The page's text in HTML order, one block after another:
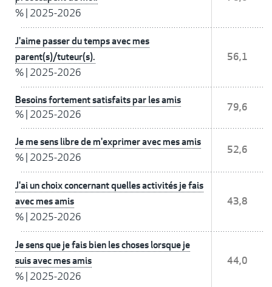
% 2025-2026
J'aime passer du temps avec mes
parent(s)/tuteur(s).
% 2025-2026
56,1
Besoins fortement satisfaits par les amis
% 2025-2026
79,6
Je me sens libre de m'exprimer avec mes amis
% 2025-2026
52,6
J'ai un choix concernant quelles activités je fais
avec mes amis
% 2025-2026
43,8
Je sens que je fais bien les choses lorsque je
suis avec mes amis
% 2025-2026
44,0